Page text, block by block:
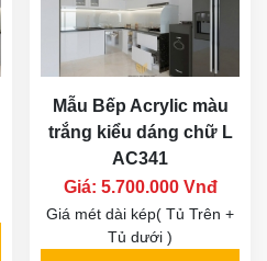
Mẫu Bếp Acrylic màu
trắng kiểu dáng chữ L
AC341
Giá: 5.700.000 Vnđ
Giá mét dài kép( Tủ Trên +
Tủ dưới )